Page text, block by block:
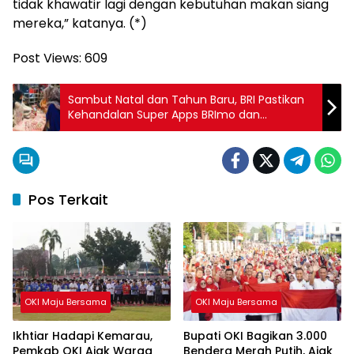
tidak khawatir lagi dengan kebutuhan makan siang
mereka,” katanya. (*)
Post Views: 609
Sambut Natal dan Tahun Baru, BRI Pastikan
Kehandalan Super Apps BRImo dan
Optimalkan Layanan 721 Ribu E-Channel
Pos Terkait
OKI Maju Bersama
Ikhtiar Hadapi Kemarau,
OKI Maju Bersama
Bupati OKI Bagikan 3.000